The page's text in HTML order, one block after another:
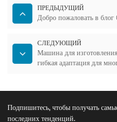
ПРЕДЫДУЩИЙ
Добро пожаловать в
СЛЕДУЮЩИЙ
Машина для
гибкая адаптация для
Подпишитесь, чтобы получать
последних тенденций.